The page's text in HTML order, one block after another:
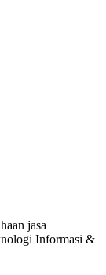
jasa
Informasi &